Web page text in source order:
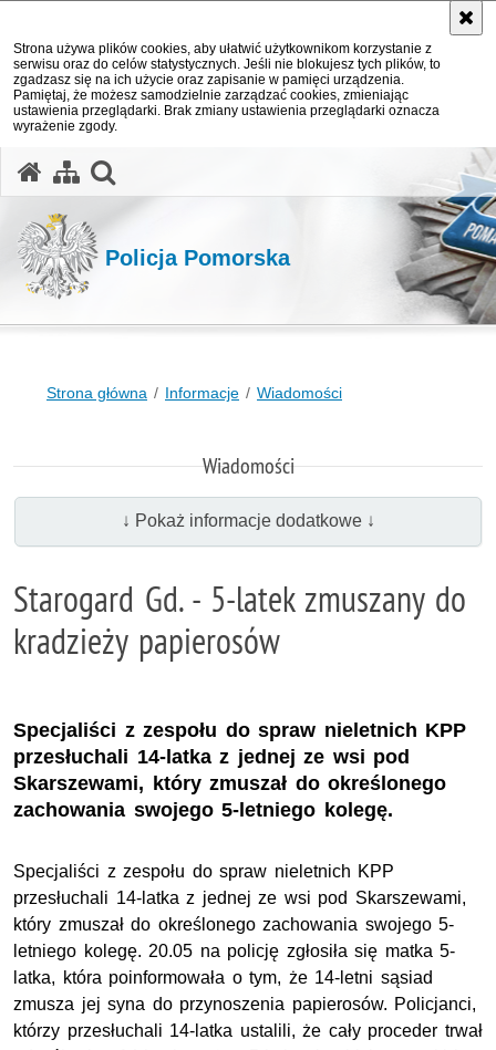
Strona używa plików cookies, aby ułatwić użytkownikom korzystanie z
serwisu oraz do celów statystycznych. Jeśli nie blokujesz tych plików, to
zgadzasz się na ich użycie oraz zapisanie w pamięci urządzenia.
Pamiętaj, że możesz samodzielnie zarządzać cookies, zmieniając
ustawienia przeglądarki. Brak zmiany ustawienia przeglądarki oznacza
wyrażenie zgody.
Policja Pomorska
Strona główna Informacje Wiadomości
Wiadomości
↓ Pokaż informacje dodatkowe ↓
Starogard Gd. - 5-latek zmuszany do
kradzieży papierosów
Specjaliści z zespołu do spraw nieletnich KPP
przesłuchali 14-latka z jednej ze wsi pod
Skarszewami, który zmuszał do określonego
zachowania swojego 5-letniego kolegę.
Specjaliści z zespołu do spraw nieletnich KPP
przesłuchali 14-latka z jednej ze wsi pod Skarszewami,
który zmuszał do określonego zachowania swojego 5-
letniego kolegę. 20.05 na policję zgłosiła się matka 5-
latka, która poinformowała o tym, że 14-letni sąsiad
zmusza jej syna do przynoszenia papierosów. Policjanci,
którzy przesłuchali 14-latka ustalili, że cały proceder trwał